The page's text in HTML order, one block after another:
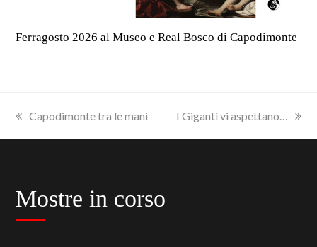
Ferragosto 2026 al Museo e Real Bosco di Capodimonte
previous
Capodimonte tra le mani
next
I Giganti vi aspettano…
Mostre in corso